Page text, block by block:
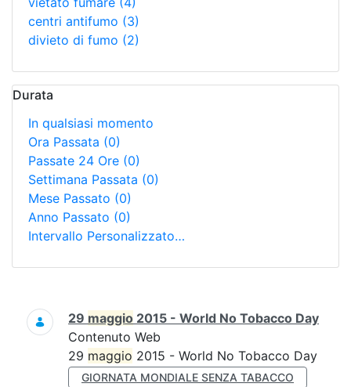
centri antifumo (3)
divieto di fumo (2)
Durata
In qualsiasi momento
Ora Passata (0)
Passate 24 Ore (0)
Settimana Passata (0)
Mese Passato (0)
Anno Passato (0)
Intervallo Personalizzato…
Ricerca
29 maggio 2015 - World No Tobacco Day
Contenuto Web
29 maggio 2015 - World No Tobacco Day
GIORNATA MONDIALE SENZA TABACCO